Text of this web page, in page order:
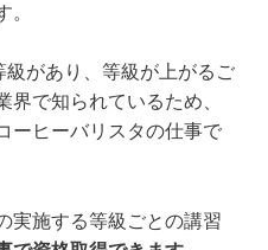
。
があり、等級が上がるご
界で知られているため、
ーヒーバリスタの仕事で
実施する等級ごとの講習